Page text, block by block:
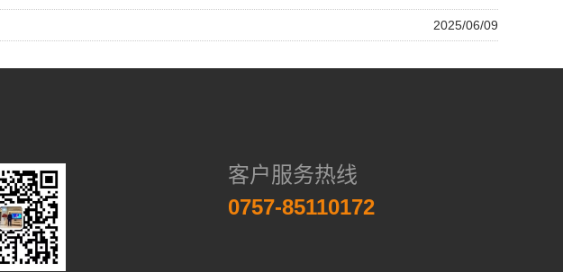
2025/06/09
客户服务热线
0757-85110172